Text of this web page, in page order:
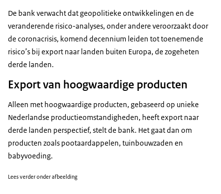
De bank verwacht dat geopolitieke ontwikkelingen en de
veranderende risico-analyses, onder andere veroorzaakt door
de coronacrisis, komend decennium leiden tot toenemende
risico’s bij export naar landen buiten Europa, de zogeheten
derde landen.
Export van hoogwaardige producten
Alleen met hoogwaardige producten, gebaseerd op unieke
Nederlandse productieomstandigheden, heeft export naar
derde landen perspectief, stelt de bank. Het gaat dan om
producten zoals pootaardappelen, tuinbouwzaden en
babyvoeding.
Lees verder onder afbeelding